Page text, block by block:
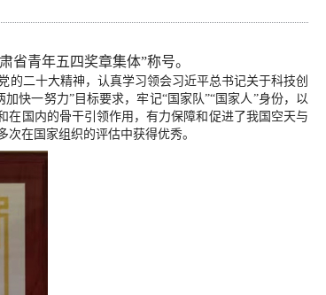
省青年五四奖章集体”称号。
二十大精神，认真学习领会习近平总书记关于科技创
快一努力”目标要求，牢记“国家队”“国家人”身份，以
在国内的骨干引领作用，有力保障和促进了我国空天与
在国家组织的评估中获得优秀。